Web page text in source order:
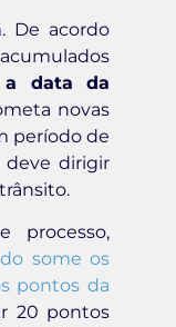
De acordo
a data da
novas
período de
deve dirigir
processo,
some os
pontos da
20 pontos